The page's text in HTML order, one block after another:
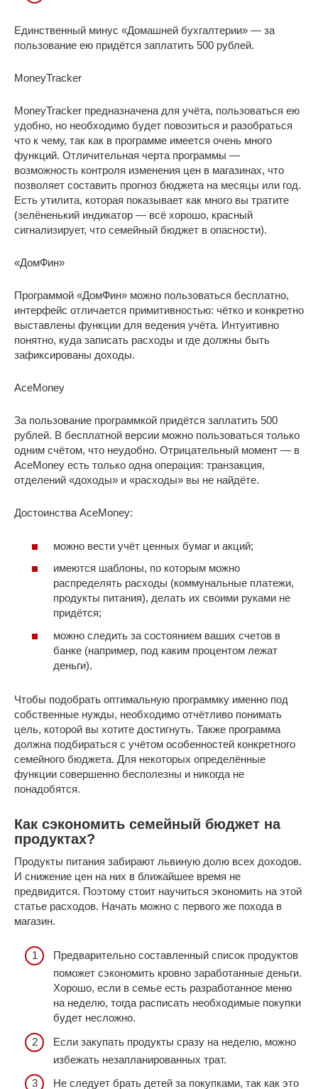
Единственный минус «Домашней бухгалтерии» — за
пользование ею придётся заплатить 500 рублей.
MoneyTracker
MoneyTracker предназначена для учёта, пользоваться ею
удобно, но необходимо будет повозиться и разобраться
что к чему, так как в программе имеется очень много
функций. Отличительная черта программы —
возможность контроля изменения цен в магазинах, что
позволяет составить прогноз бюджета на месяцы или год.
Есть утилита, которая показывает как много вы тратите
(зелёненький индикатор — всё хорошо, красный
сигнализирует, что семейный бюджет в опасности).
«ДомФин»
Программой «ДомФин» можно пользоваться бесплатно,
интерфейс отличается примитивностью: чётко и конкретно
выставлены функции для ведения учёта. Интуитивно
понятно, куда записать расходы и где должны быть
зафиксированы доходы.
AceMoney
За пользование программкой придётся заплатить 500
рублей. В бесплатной версии можно пользоваться только
одним счётом, что неудобно. Отрицательный момент — в
AceMoney есть только одна операция: транзакция,
отделений «доходы» и «расходы» вы не найдёте.
Достоинства AceMoney:
можно вести учёт ценных бумаг и акций;
имеются шаблоны, по которым можно
распределять расходы (коммунальные платежи,
продукты питания), делать их своими руками не
придётся;
можно следить за состоянием ваших счетов в
банке (например, под каким процентом лежат
деньги).
Чтобы подобрать оптимальную программку именно под
собственные нужды, необходимо отчётливо понимать
цель, которой вы хотите достигнуть. Также программа
должна подбираться с учётом особенностей конкретного
семейного бюджета. Для некоторых определённые
функции совершенно бесполезны и никогда не
понадобятся.
Как сэкономить семейный бюджет на
продуктах?
Продукты питания забирают львиную долю всех доходов.
И снижение цен на них в ближайшее время не
предвидится. Поэтому стоит научиться экономить на этой
статье расходов. Начать можно с первого же похода в
магазин.
Предварительно составленный список продуктов
поможет сэкономить кровно заработанные деньги.
Хорошо, если в семье есть разработанное меню
на неделю, тогда расписать необходимые покупки
будет несложно.
Если закупать продукты сразу на неделю, можно
избежать незапланированных трат.
Не следует брать детей за покупками, так как это